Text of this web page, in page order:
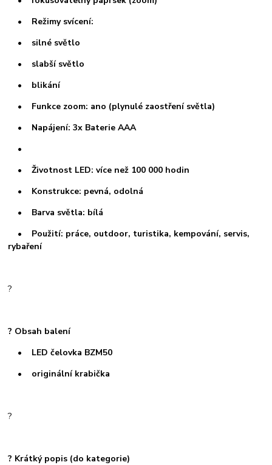
• Režimy svícení:
• silné světlo
• slabší světlo
• blikání
• Funkce zoom: ano (plynulé zaostření světla)
• Napájení: 3x Baterie AAA
•
• Životnost LED: více než 100 000 hodin
• Konstrukce: pevná, odolná
• Barva světla: bílá
• Použití: práce, outdoor, turistika, kempování, servis,
rybaření
?
? Obsah balení
• LED čelovka BZM50
• originální krabička
?
? Krátký popis (do kategorie)